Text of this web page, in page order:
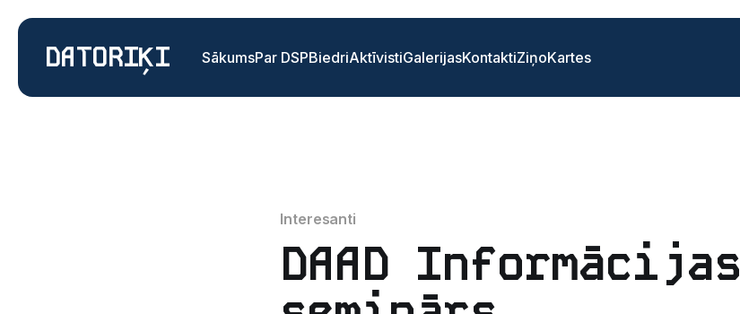
DATORIĶI SākumsPar DSPBiedriAktīvistiGalerijasKontaktiZiņoKartes
Interesanti
DAAD Informācijas